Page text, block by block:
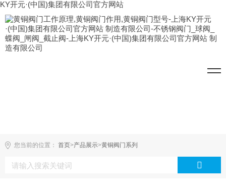
KY开元·(中国)集团有限公司官方网站
您当前的位置： 首页>产品展示>黄铜阀门系列